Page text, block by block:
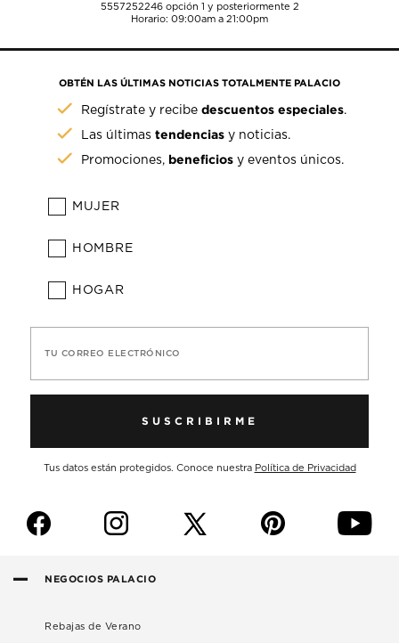
5557252246opción 1 y posteriormente 2
Horario: 09:00am a 21:00pm
OBTÉN LAS ÚLTIMAS NOTICIAS TOTALMENTE PALACIO
Regístrate y recibedescuentos especiales.
Las últimastendencias y noticias.
Promociones, beneficios y eventos únicos.
MUJER
HOMBRE
HOGAR
TU CORREO ELECTRÓNICO
SUSCRIBIRME
Tus datos están protegidos. Conoce nuestra Política de Privacidad
f i p y
NEGOCIOS PALACIO
Rebajas de Verano